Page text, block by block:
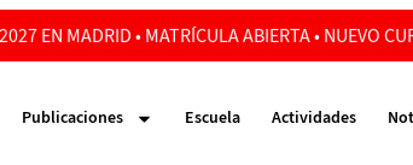
EN MADRID • MATRÍCULA ABIERTA • NUEVO
Publicaciones Escuela Actividades